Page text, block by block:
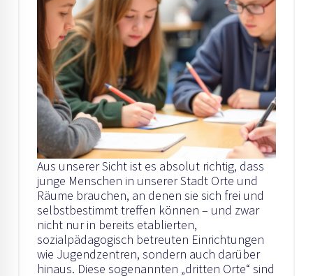
Aus unserer Sicht ist es absolut richtig, dass
junge Menschen in unserer Stadt Orte und
Räume brauchen, an denen sie sich frei und
selbstbestimmt treffen können – und zwar
nicht nur in bereits etablierten,
sozialpädagogisch betreuten Einrichtungen
wie Jugendzentren, sondern auch darüber
hinaus. Diese sogenannten „dritten Orte“ sind